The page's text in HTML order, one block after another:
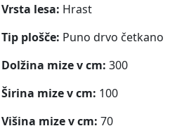
Vrsta lesa: Hrast
Tip plošče: Puno drvo četkano
Dolžina mize v cm: 300
Širina mize v cm: 100
Višina mize v cm: 70